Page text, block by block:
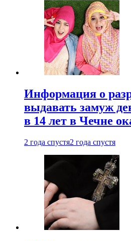
Информация о
выдавать замуж
в 14 лет в Чечне
2 года спустя2 года спустя